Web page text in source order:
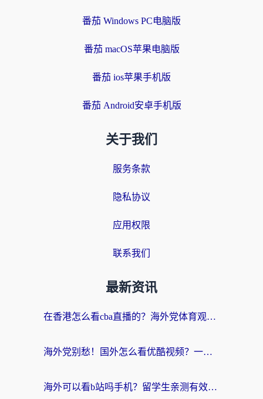
番茄 Windows PC电脑版
番茄 macOS苹果电脑版
番茄 ios苹果手机版
番茄 Android安卓手机版
关于我们
服务条款
隐私协议
应用权限
联系我们
最新资讯
在香港怎么看cba直播的？海外党体育观赛终极指南：告别版权限制，畅享中文解说
海外党别愁！国外怎么看优酷视频？一招解决追剧、看直播难题
海外可以看b站吗手机？留学生亲测有效的回国加速指南